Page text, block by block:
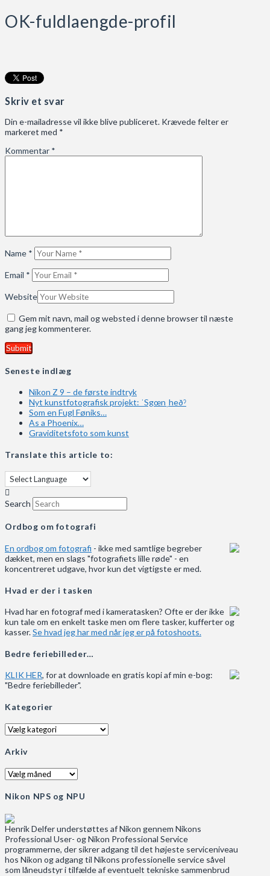
OK-fuldlaengde-profil
Skriv et svar
Din e-mailadresse vil ikke blive publiceret. Krævede felter er
markeret med *
Kommentar *
Name *
Email *
Website
Gem mit navn, mail og websted i denne browser til næste
gang jeg kommenterer.
Seneste indlæg
Nikon Z 9 – de første indtryk
Nyt kunstfotografisk projekt: ˈSgœnˌheðˀ
Som en Fugl Føniks…
As a Phoenix…
Graviditetsfoto som kunst
Translate this article to:
Search
Ordbog om fotografi
En ordbog om fotografi - ikke med samtlige begreber
dækket, men en slags "fotografiets lille røde" - en
koncentreret udgave, hvor kun det vigtigste er med.
Hvad er der i tasken
Hvad har en fotograf med i kameratasken? Ofte er der ikke
kun tale om en enkelt taske men om flere tasker, kufferter og
kasser.Se hvad jeg har med når jeg er på fotoshoots.
Bedre feriebilleder…
KLIK HER, for at downloade en gratis kopi af min e-bog:
"Bedre feriebilleder".
Kategorier
Kategorier
Arkiv
Arkiv
Nikon NPS og NPU
Henrik Delfer understøttes af Nikon gennem Nikons
Professional User- og Nikon Professional Service
programmerne, der sikrer adgang til det højeste serviceniveau
hos Nikon og adgang til Nikons professionelle service såvel
som låneudstyr i tilfælde af eventuelt tekniske sammenbrud